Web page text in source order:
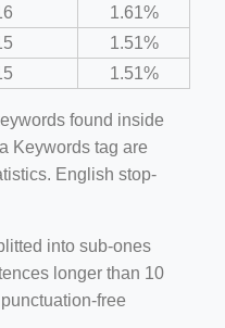
1.61%
1.51%
1.51%
found inside
Keywords tag are
English stop-
into sub-ones
longer than 10
free